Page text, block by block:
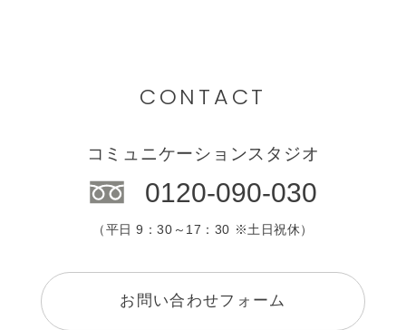
CONTACT
コミュニケーションスタジオ
0120-090-030
（平日 9：30～17：30 ※土日祝休）
お問い合わせフォーム